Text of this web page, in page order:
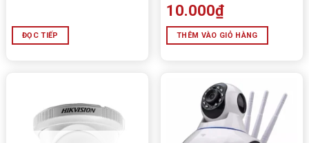
ĐỌC TIẾP
10.000₫
THÊM VÀO GIỎ HÀNG